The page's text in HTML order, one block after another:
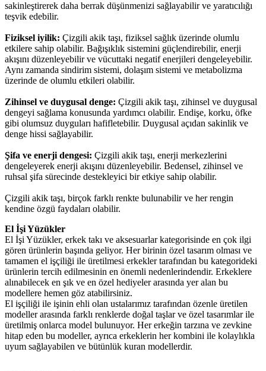
sakinleştirerek daha berrak düşünmenizi sağlayabilir ve yaratıcılığı
teşvik edebilir.
Fiziksel iyilik: Çizgili akik taşı, fiziksel sağlık üzerinde olumlu
etkilere sahip olabilir. Bağışıklık sistemini güçlendirebilir, enerji
akışını düzenleyebilir ve vücuttaki negatif enerjileri dengeleyebilir.
Aynı zamanda sindirim sistemi, dolaşım sistemi ve metabolizma
üzerinde de olumlu etkileri olabilir.
Zihinsel ve duygusal denge: Çizgili akik taşı, zihinsel ve duygusal
dengeyi sağlama konusunda yardımcı olabilir. Endişe, korku, öfke
gibi olumsuz duyguları hafifletebilir. Duygusal açıdan sakinlik ve
denge hissi sağlayabilir.
Şifa ve enerji dengesi: Çizgili akik taşı, enerji merkezlerini
dengeleyerek enerji akışını düzenleyebilir. Bedensel, zihinsel ve
ruhsal şifa sürecinde destekleyici bir etkiye sahip olabilir.
Çizgili akik taşı, birçok farklı renkte bulunabilir ve her rengin
kendine özgü faydaları olabilir.
El İşi Yüzükler
El İşi Yüzükler, erkek takı ve aksesuarlar kategorisinde en çok ilgi
gören ürünlerin başında geliyor. Her birinin özel tasarım olması ve
tamamen el işçiliği ile üretilmesi erkekler tarafından bu kategorideki
ürünlerin tercih edilmesinin en önemli nedenlerindendir. Erkeklere
alınabilecek en şık ve en özel hediyeler arasında yer alan bu
modellere hemen göz atabilirsiniz.
El işçiliği ile işinin ehli olan ustalarımız tarafından özenle üretilen
modeller arasında farklı renklerde doğal taşlar ve özel tasarımlar ile
üretilmiş onlarca model bulunuyor. Her erkeğin tarzına ve zevkine
hitap eden bu modeller, ayrıca erkeklerin her kombini ile kolaylıkla
uyum sağlayabilen ve bütünlük kuran modellerdir.